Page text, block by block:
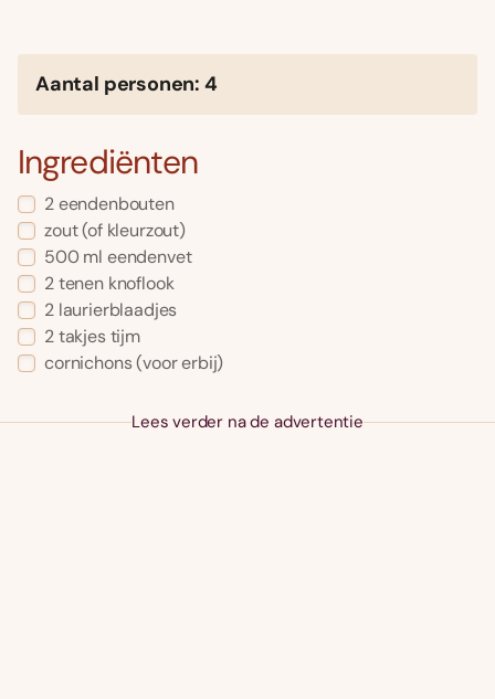
Aantal personen: 4
Ingrediënten
2 eendenbouten
zout (of kleurzout)
500 ml eendenvet
2 tenen knoflook
2 laurierblaadjes
2 takjes tijm
cornichons (voor erbij)
Lees verder na de advertentie